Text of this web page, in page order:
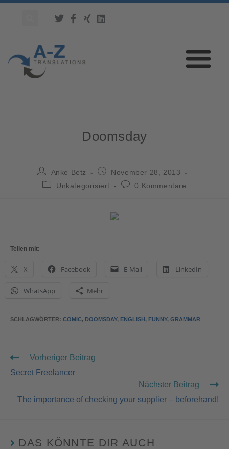
Doomsday
Anke Betz
November 28, 2013
Unkategorisiert
0 Kommentare
Teilen mit:
X Facebook E-Mail LinkedIn
WhatsApp Mehr
SCHLAGWÖRTER: COMIC, DOOMSDAY, ENGLISH, FUNNY, GRAMMAR
Vorheriger Beitrag
Secret Freelancer
Nächster Beitrag
The importance of checking your supplier – beforehand!
DAS KÖNNTE DIR AUCH